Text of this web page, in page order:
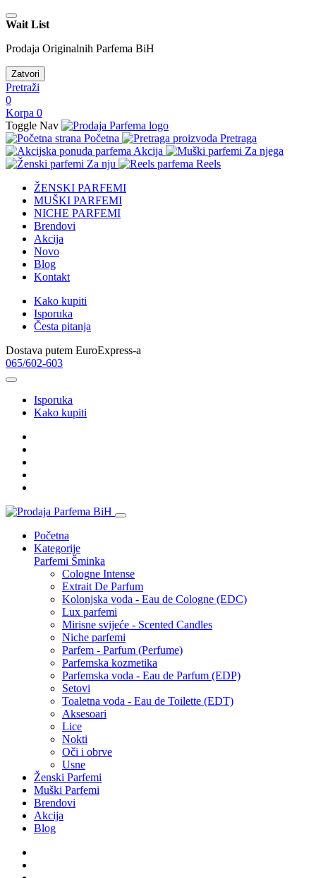
Wait List
Prodaja Originalnih Parfema BiH
Zatvori
Pretraži
0
Korpa 0
Toggle Nav
Početna
Pretraga
Akcija
Za njega
Za nju
Reels
ŽENSKI PARFEMI
MUŠKI PARFEMI
NICHE PARFEMI
Brendovi
Akcija
Novo
Blog
Kontakt
Kako kupiti
Isporuka
Česta pitanja
Dostava putem EuroExpress-a
065/602-603
Isporuka
Kako kupiti
Početna
Kategorije
Parfemi Šminka
Cologne Intense
Extrait De Parfum
Kolonjska voda - Eau de Cologne (EDC)
Lux parfemi
Mirisne svijeće - Scented Candles
Niche parfemi
Parfem - Parfum (Perfume)
Parfemska kozmetika
Parfemska voda - Eau de Parfum (EDP)
Setovi
Toaletna voda - Eau de Toilette (EDT)
Aksesoari
Lice
Nokti
Oči i obrve
Usne
Ženski Parfemi
Muški Parfemi
Brendovi
Akcija
Blog